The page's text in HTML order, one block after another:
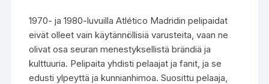
1970- ja 1980-luvuilla Atlético Madridin pelipaidat
eivät olleet vain käytännöllisiä varusteita, vaan ne
olivat osa seuran menestyksellistä brändiä ja
kulttuuria. Pelipaita yhdisti pelaajat ja fanit, ja se
edusti ylpeyttä ja kunnianhimoa. Suosittu pelaaja,